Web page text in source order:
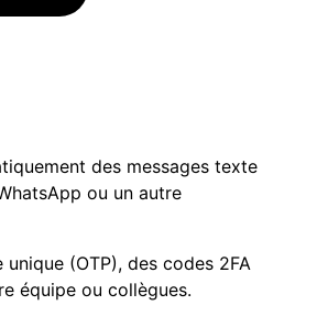
des messages texte
ou un autre
(OTP), des codes 2FA
équipe ou collègues.